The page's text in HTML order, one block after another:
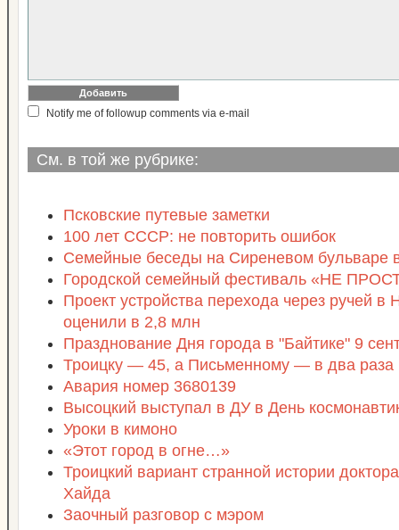
Notify me of followup comments via e-mail
См. в той же рубрике:
Псковские путевые заметки
100 лет СССР: не повторить ошибок
Семейные беседы на Сиреневом бульваре
Городской семейный фестиваль «НЕ
Проект устройства перехода через ручей в
оценили в 2,8 млн
Празднование Дня города в "Байтике" 9
Троицку — 45, а Письменному — в два раза
Авария номер 3680139
Высоцкий выступал в ДУ в День
Уроки в кимоно
«Этот город в огне…»
Троицкий вариант странной истории
Хайда
Заочный разговор с мэром